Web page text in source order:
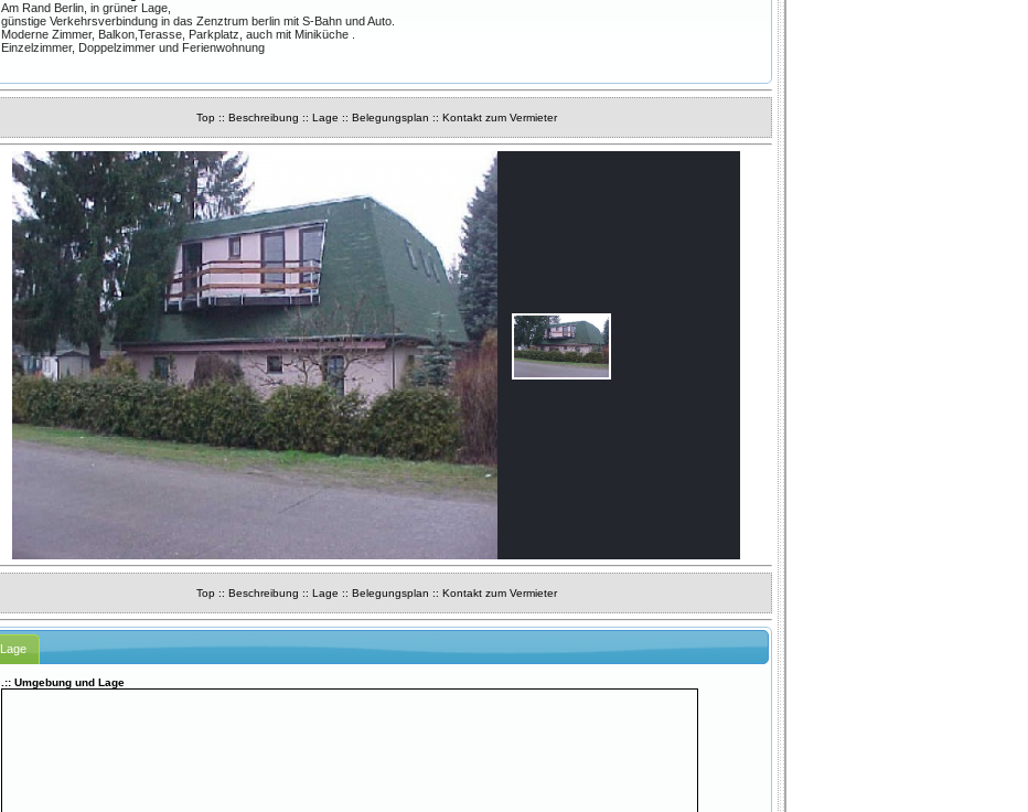
Am Rand Berlin, in grüner Lage,
günstige Verkehrsverbindung in das Zenztrum berlin mit S-Bahn und Auto.
Moderne Zimmer, Balkon,Terasse, Parkplatz, auch mit Miniküche .
Einzelzimmer, Doppelzimmer und Ferienwohnung
Top:: Beschreibung :: Lage :: Belegungsplan :: Kontakt zum Vermieter
Top:: Beschreibung :: Lage :: Belegungsplan :: Kontakt zum Vermieter
Lage
.:: Umgebung und Lage